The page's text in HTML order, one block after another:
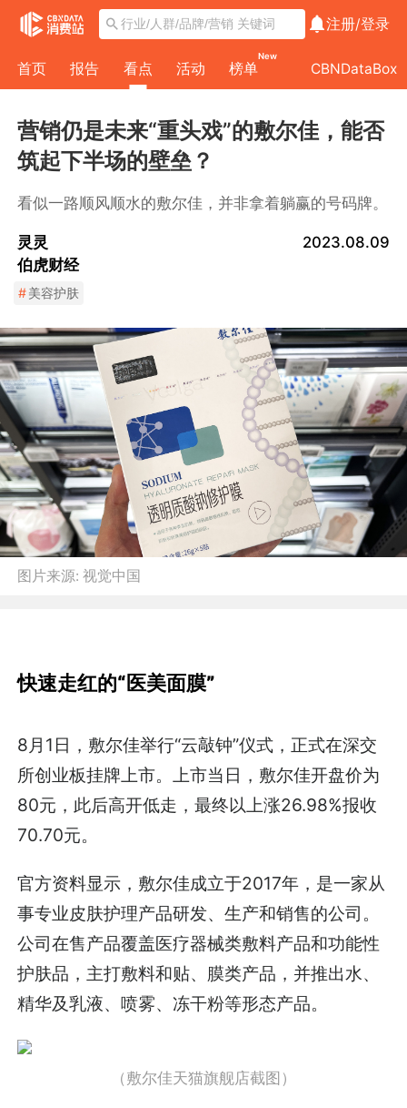
注册/登录
首页 报告 看点 活动 榜单
New
CBNDataBox
营销仍是未来“重头戏”的敷尔佳，能否
筑起下半场的壁垒？
看似一路顺风顺水的敷尔佳，并非拿着躺赢的号码牌。
灵灵
伯虎财经
2023.08.09
#美容护肤
图片来源:视觉中国
快速走红的“医美面膜”
8月1日，敷尔佳举行“云敲钟”仪式，正式在深交
所创业板挂牌上市。上市当日，敷尔佳开盘价为
80元，此后高开低走，最终以上涨26.98%报收
70.70元。
官方资料显示，敷尔佳成立于2017年，是一家从
事专业皮肤护理产品研发、生产和销售的公司。
公司在售产品覆盖医疗器械类敷料产品和功能性
护肤品，主打敷料和贴、膜类产品，并推出水、
精华及乳液、喷雾、冻干粉等形态产品。
（敷尔佳天猫旗舰店截图）